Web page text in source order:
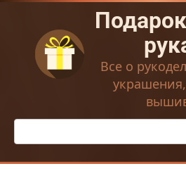
Перейти
контенту
Все о
Поиск: